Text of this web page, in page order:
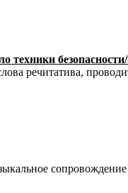
техники
речитатива,